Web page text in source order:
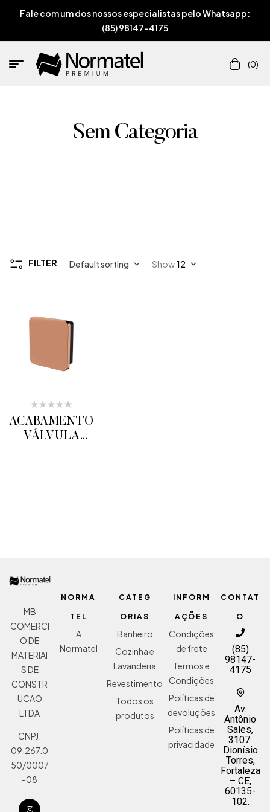
Fale com um dos nossos especialistas pelo Whatsapp:
(85) 98147-4175
(0)
Sem Categoria
FILTER Default sorting Show12
ACABAMENTO
VÁLVULA
MB
COMERCI
O DE
MATERIAI
S DE
CONSTR
UCAO
LTDA
CNPJ:
09.267.0
50/0007
-08
NORMA
TEL
A
Normatel
CATEG
ORIAS
Banheiro
Cozinha e
Lavanderia
Revestimento
Todos os
produtos
INFORM
AÇÕES
Condições
de frete
Termos e
Condições
Políticas de
devoluções
Políticas de
privacidade
CONTAT
O
(85)
98147-
4175
Av.
Antônio
Sales,
3107.
Dionísio
Torres,
Fortaleza
– CE,
60135-
102.